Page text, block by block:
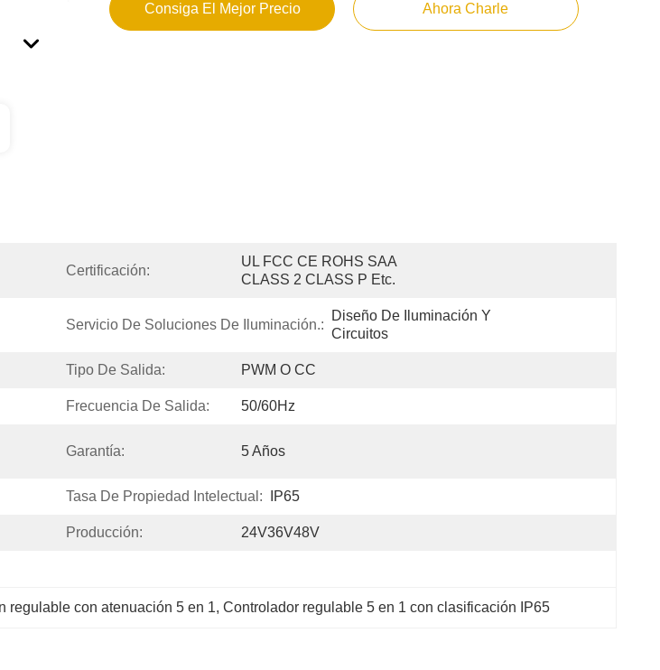
Consiga El Mejor Precio Ahora Charle
Certificación:
UL FCC CE ROHS SAA
CLASS 2 CLASS P Etc.
Servicio De Soluciones De Iluminación.:
Diseño De Iluminación Y
Circuitos
Tipo De Salida: PWM O CC
Frecuencia De Salida: 50/60Hz
Garantía: 5 Años
Tasa De Propiedad Intelectual: IP65
Producción: 24V36V48V
regulable con atenuación 5 en 1, Controlador regulable 5 en 1 con clasificación IP65